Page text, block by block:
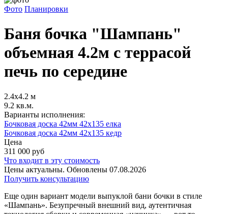
Фото Планировки
Баня бочка "Шампань"
объемная 4.2м с террасой
печь по середине
2.4х4.2 м
9.2 кв.м.
Варианты исполнения:
Бочковая доска 42мм 42х135 елка
Бочковая доска 42мм 42х135 кедр
Цена
311 000 руб
Что входит в эту стоимость
Цены актуальны. Обновлены 07.08.2026
Получить консультацию
Еще один вариант модели выпуклой бани бочки в стиле
«Шампань». Безупречный внешний вид, аутентичная